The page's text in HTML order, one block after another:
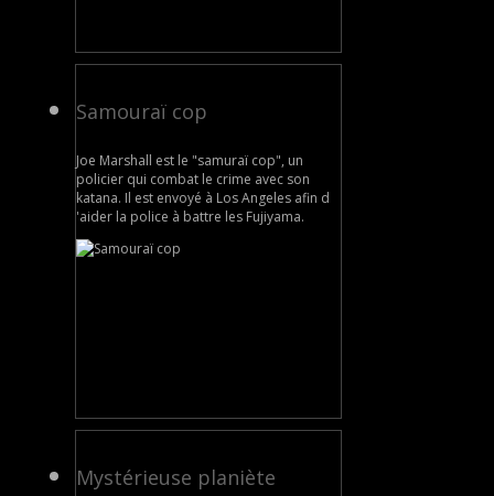
Samouraï cop
Joe Marshall est le "samuraï cop", un
policier qui combat le crime avec son
katana. Il est envoyé à Los Angeles afin d
'aider la police à battre les Fujiyama.
Mystérieuse planiète